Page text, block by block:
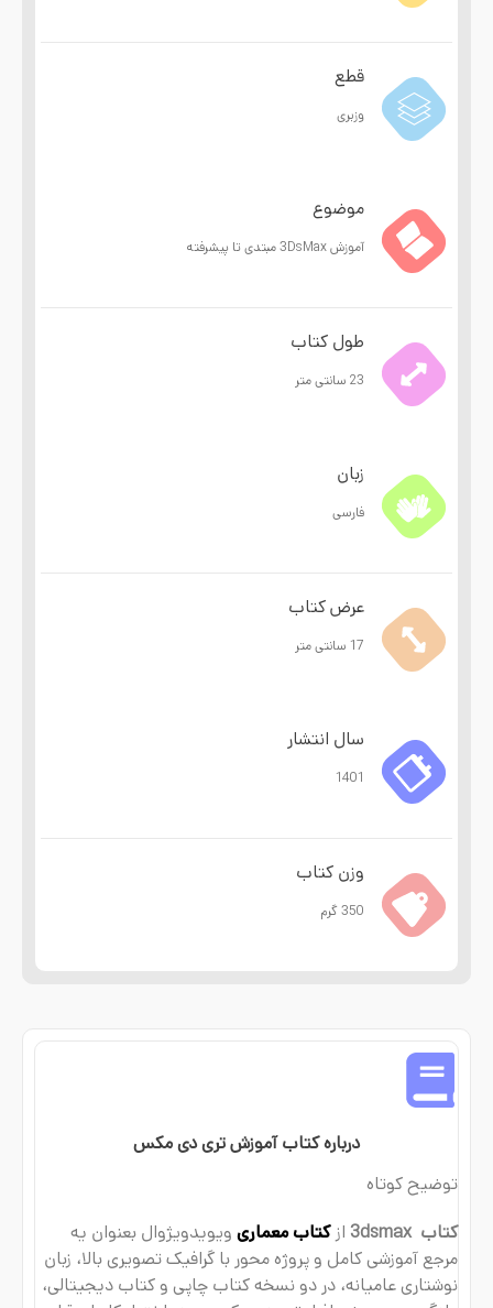
قطع
وزبری
موضوع
آموزش 3DsMax مبتدی تا پیشرفته
طول کتاب
23 سانتی متر
زبان
فارسی
عرض کتاب
17 سانتی متر
سال انتشار
1401
وزن کتاب
350 گرم
درباره کتاب آموزش تری دی مکس
توضیح کوتاه
کتاب 3dsmax
ازکتاب معماری ویویدویژوال بعنوان یه
مرجع آموزشی کامل و پروژه محور با گرافیک تصویری بالا، زبان
نوشتاری عامیانه، در دو نسخه کتاب چاپی و کتاب دیجیتالی،